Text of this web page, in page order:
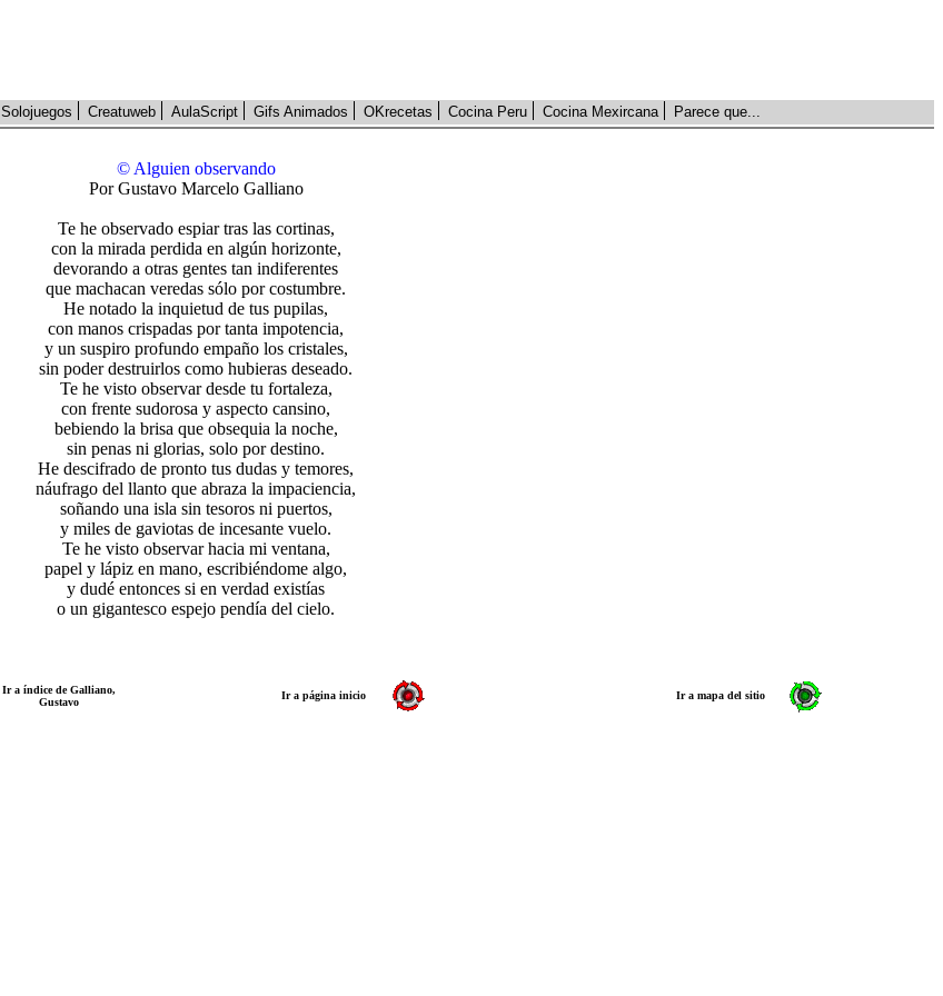
Solojuegos Creatuweb AulaScript Gifs Animados OKrecetas Cocina Peru Cocina Mexircana Parece que...
© Alguien observando
Por Gustavo Marcelo Galliano
Te he observado espiar tras las cortinas,
con la mirada perdida en algún horizonte,
devorando a otras gentes tan indiferentes
que machacan veredas sólo por costumbre.
He notado la inquietud de tus pupilas,
con manos crispadas por tanta impotencia,
y un suspiro profundo empaño los cristales,
sin poder destruirlos como hubieras deseado.
Te he visto observar desde tu fortaleza,
con frente sudorosa y aspecto cansino,
bebiendo la brisa que obsequia la noche,
sin penas ni glorias, solo por destino.
He descifrado de pronto tus dudas y temores,
náufrago del llanto que abraza la impaciencia,
soñando una isla sin tesoros ni puertos,
y miles de gaviotas de incesante vuelo.
Te he visto observar hacia mi ventana,
papel y lápiz en mano, escribiéndome algo,
y dudé entonces si en verdad existías
o un gigantesco espejo pendía del cielo.
Ir a índice de Galliano,
Gustavo
Ir a página inicio Ir a mapa del sitio